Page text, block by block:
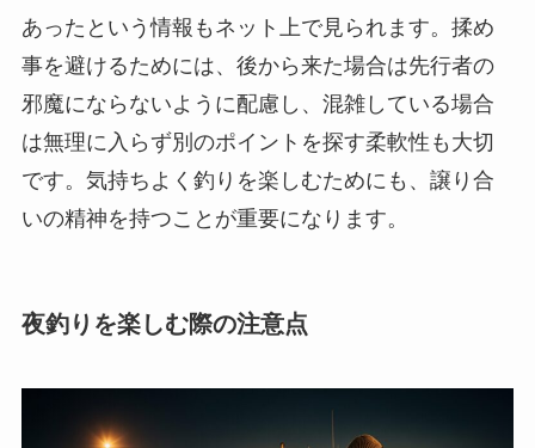
あったという情報もネット上で見られます。揉め
事を避けるためには、後から来た場合は先行者の
邪魔にならないように配慮し、混雑している場合
は無理に入らず別のポイントを探す柔軟性も大切
です。気持ちよく釣りを楽しむためにも、譲り合
いの精神を持つことが重要になります。
夜釣りを楽しむ際の注意点